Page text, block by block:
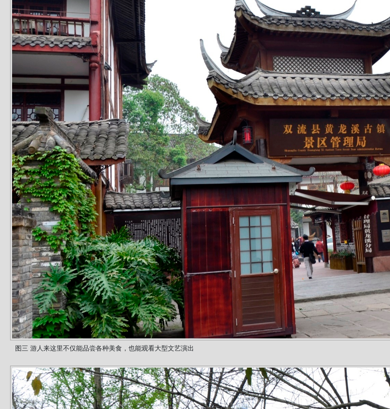
图三 游人来这里不仅能品尝各种美食，也能观看大型文艺演出